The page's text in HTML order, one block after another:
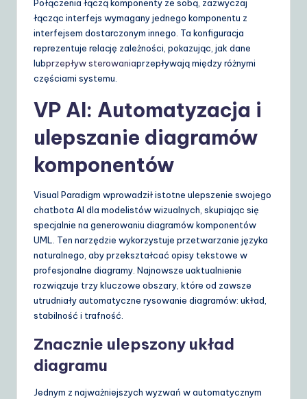
Połączenia łączą komponenty ze sobą, zazwyczaj
łącząc interfejs wymagany jednego komponentu z
interfejsem dostarczonym innego. Ta konfiguracja
reprezentuje relację zależności, pokazując, jak dane
lubprzepływ sterowaniaprzepływają między różnymi
częściami systemu.
VP AI: Automatyzacja i
ulepszanie diagramów
komponentów
Visual Paradigm wprowadził istotne ulepszenie swojego
chatbota AI dla modelistów wizualnych, skupiając się
specjalnie na generowaniu diagramów komponentów
UML. Ten narzędzie wykorzystuje przetwarzanie języka
naturalnego, aby przekształcać opisy tekstowe w
profesjonalne diagramy. Najnowsze uaktualnienie
rozwiązuje trzy kluczowe obszary, które od zawsze
utrudniały automatyczne rysowanie diagramów: układ,
stabilność i trafność.
Znacznie ulepszony układ
diagramu
Jednym z najważniejszych wyzwań w automatycznym